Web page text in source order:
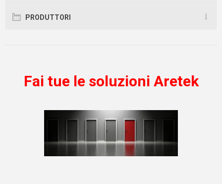
PRODUTTORI
Fai tue le soluzioni Aretek